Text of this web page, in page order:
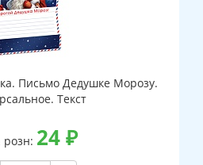
Письмо Дедушке Морозу.
Текст
розн: 24₽